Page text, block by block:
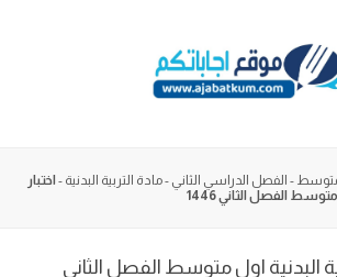
- الفصل الدراسي الثاني -مادة التربية البدنية - اختبار
الفصل الثاني 1446
البدنية اول متوسط الفصل الثاني